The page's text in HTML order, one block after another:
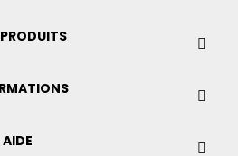
AIDE